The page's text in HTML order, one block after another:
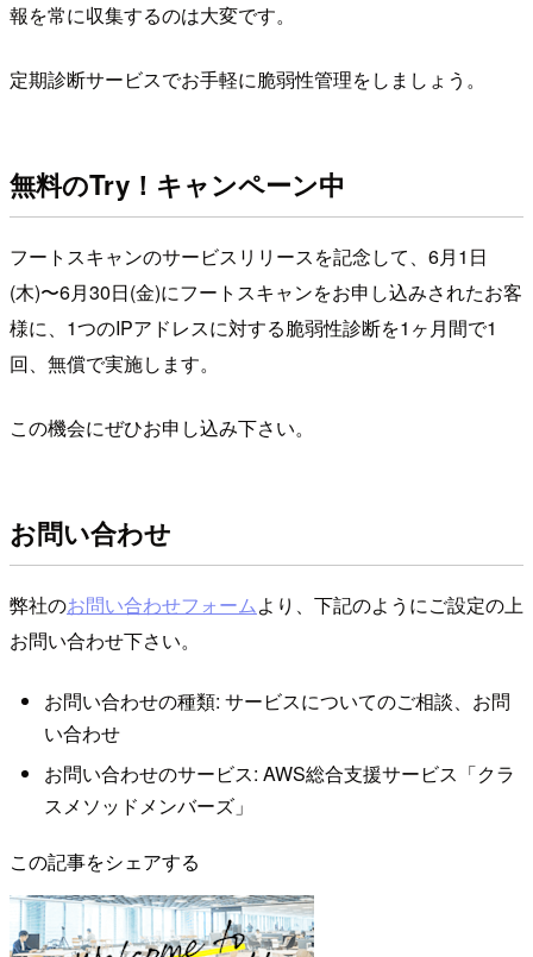
報を常に収集するのは大変です。
定期診断サービスでお手軽に脆弱性管理をしましょう。
無料のTry！キャンペーン中
フートスキャンのサービスリリースを記念して、6月1日
(木)〜6月30日(金)にフートスキャンをお申し込みされたお客
様に、1つのIPアドレスに対する脆弱性診断を1ヶ月間で1
回、無償で実施します。
この機会にぜひお申し込み下さい。
お問い合わせ
弊社のお問い合わせフォームより、下記のようにご設定の上
お問い合わせ下さい。
お問い合わせの種類: サービスについてのご相談、お問
い合わせ
お問い合わせのサービス: AWS総合支援サービス「クラ
スメソッドメンバーズ」
この記事をシェアする